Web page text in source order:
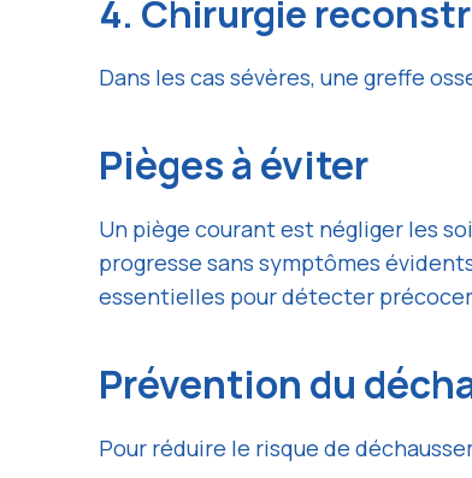
4. Chirurgie
Dans les cas sévères, une greffe
Pièges à éviter
Un piège courant est négliger les
progresse sans symptômes
essentielles pour détecter
Prévention du
Pour réduire le risque de